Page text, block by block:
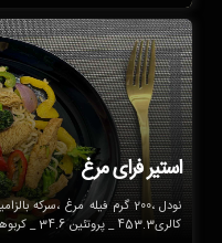
استیر فرای مرغ
نودل ،200 گرم فیله مرغ
کالری453.3 _ پروتئین 34.6 _ کربوهیدرات 31.6 _فیبر 4 _چربی 21